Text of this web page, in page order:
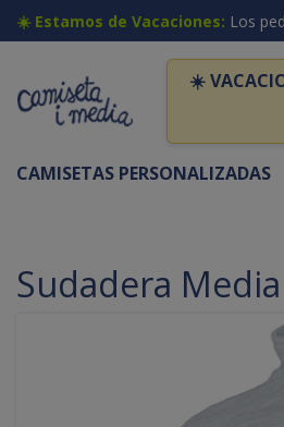
☀️ Estamos de Vacaciones: Los
☀️
CAMISETAS PERSONALIZADAS
Sudadera